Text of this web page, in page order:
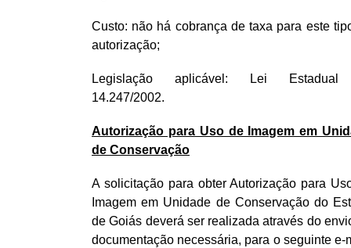
Custo: não há cobrança de taxa para este
autorização;
Legislação aplicável: Lei
14.247/2002.
Autorização para Uso de Imagem em
de Conservação
A solicitação para obter Autorização para
Imagem em Unidade de Conservação do
de Goiás deverá ser realizada através do
documentação necessária, para o seguinte e-